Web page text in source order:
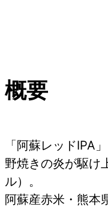
概要
「阿蘇レッドIPA
野焼きの炎が駆け
ル）。
阿蘇産赤米・熊本